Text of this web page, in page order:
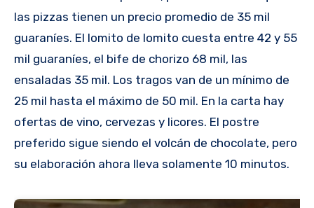
las pizzas tienen un precio promedio de 35 mil
guaraníes. El lomito de lomito cuesta entre 42 y 55
mil guaraníes, el bife de chorizo 68 mil, las
ensaladas 35 mil. Los tragos van de un mínimo de
25 mil hasta el máximo de 50 mil. En la carta hay
ofertas de vino, cervezas y licores. El postre
preferido sigue siendo el volcán de chocolate, pero
su elaboración ahora lleva solamente 10 minutos.